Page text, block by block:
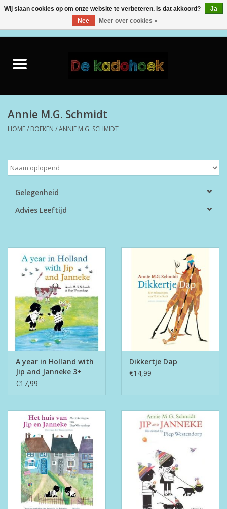
Speelgoed
Creatief
Boeken
Puzzels & Spellen
Collectables
Wannahaves
TekstKado
Feest
Merken
Annie M.G. Schmidt
HOME/ BOEKEN /ANNIE M.G. SCHMIDT
Gelegenheid
Advies Leeftijd
A year in Holland with
Jip and Janneke 3+
€17,99
Dikkertje Dap
€14,99
Wij slaan cookies op om onze website te verbeteren. Is dat akkoord?
Ja
Nee
Meer over cookies »